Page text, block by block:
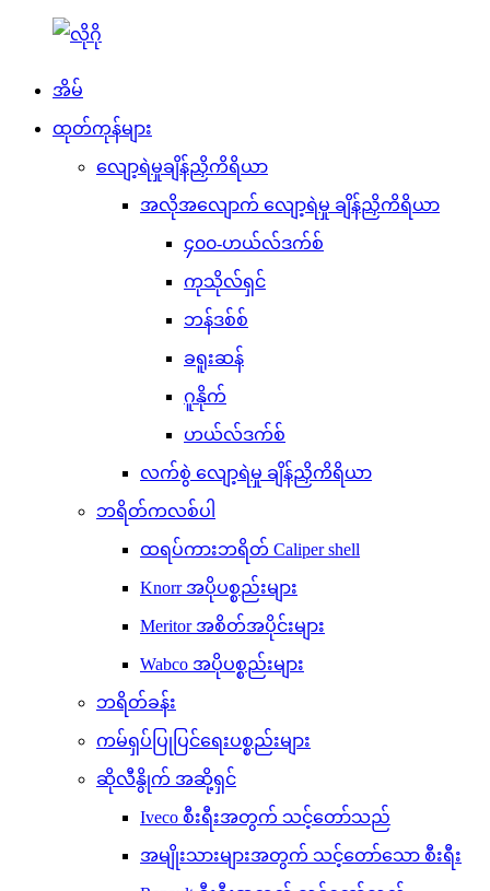
အိမ်
ထုတ်ကုန်များ
လျော့ရဲမှုချိန်ညှိကိရိယာ
အလိုအလျောက် လျော့ရဲမှု ချိန်ညှိကိရိယာ
၄၀၀-ဟယ်လ်ဒက်စ်
ကုသိုလ်ရှင်
ဘန်ဒစ်စ်
ခရူးဆန်
ဂူနိုက်
ဟယ်လ်ဒက်စ်
လက်စွဲ လျော့ရဲမှု ချိန်ညှိကိရိယာ
ဘရိတ်ကလစ်ပါ
ထရပ်ကားဘရိတ် Caliper shell
Knorr အပိုပစ္စည်းများ
Meritor အစိတ်အပိုင်းများ
Wabco အပိုပစ္စည်းများ
ဘရိတ်ခန်း
ကမ်ရှပ်ပြုပြင်ရေးပစ္စည်းများ
ဆိုလီနွိုက် အဆို့ရှင်
Iveco စီးရီးအတွက် သင့်တော်သည်
အမျိုးသားများအတွက် သင့်တော်သော စီးရီး